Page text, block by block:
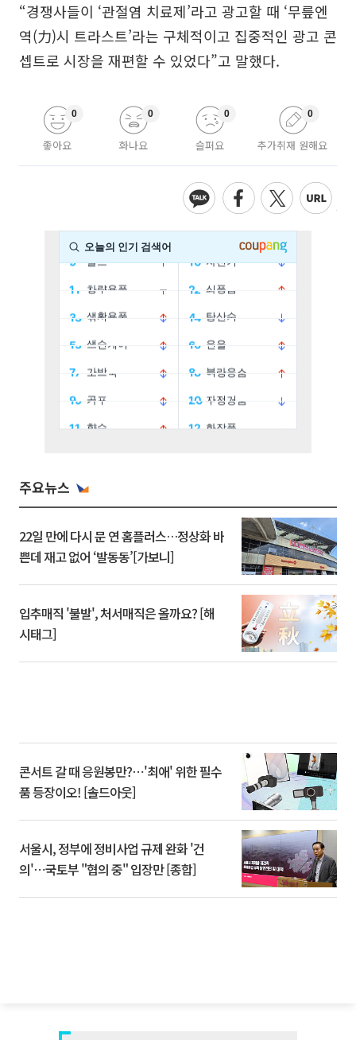
“경쟁사들이 ‘관절염 치료제’라고 광고할 때 ‘무릎엔
역(力)시 트라스트’라는 구체적이고 집중적인 광고 콘
셉트로 시장을 재편할 수 있었다”고 말했다.
좋아요
0
화나요
0
슬퍼요
0
추가취재 원해요
0
주요뉴스
22일 만에 다시 문 연 홈플러스…정상화 바
쁜데 재고 없어 ‘발동동’[가보니]
입추매직 '불발', 처서매직은 올까요? [해
시태그]
콘서트 갈 때 응원봉만?⋯'최애' 위한 필수
품 등장이오! [솔드아웃]
서울시, 정부에 정비사업 규제 완화 '건
의'⋯국토부 "협의 중" 입장만 [종합]